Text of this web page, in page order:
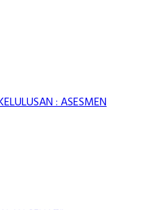
: ASESMEN